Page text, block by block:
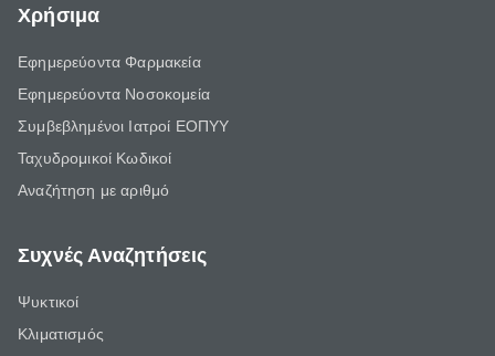
Χρήσιμα
Εφημερεύοντα Φαρμακεία
Εφημερεύοντα Νοσοκομεία
Συμβεβλημένοι Ιατροί ΕΟΠΥΥ
Ταχυδρομικοί Κωδικοί
Αναζήτηση με αριθμό
Συχνές Αναζητήσεις
Ψυκτικοί
Κλιματισμός